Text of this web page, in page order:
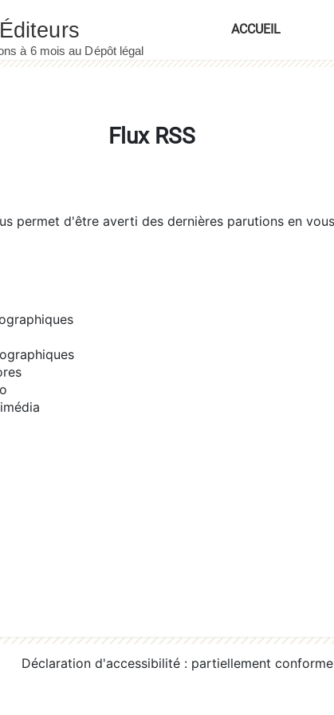
ACCUEIL
Flux RSS
permet d'être averti des dernières parutions en
Déclaration d'accessibilité : partiellement conforme